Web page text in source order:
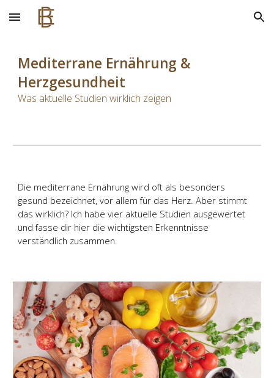
Skip to main content Skip to navigation
Mediterrane Ernährung &
Herzgesundheit
Was aktuelle Studien wirklich zeigen
Die mediterrane Ernährung wird oft als besonders
gesund bezeichnet, vor allem für das Herz. Aber stimmt
das wirklich? Ich habe vier aktuelle Studien ausgewertet
und fasse dir hier die wichtigsten Erkenntnisse
verständlich zusammen.